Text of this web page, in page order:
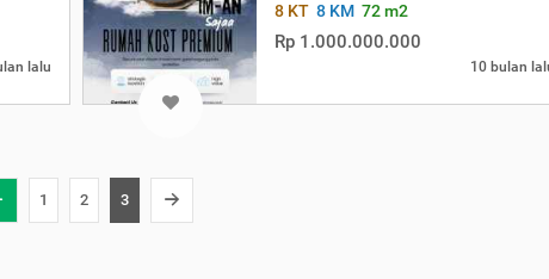
lalu
8 KT 8 KM 72 m2
Rp 1.000.000.000
10 bulan
1 2 3